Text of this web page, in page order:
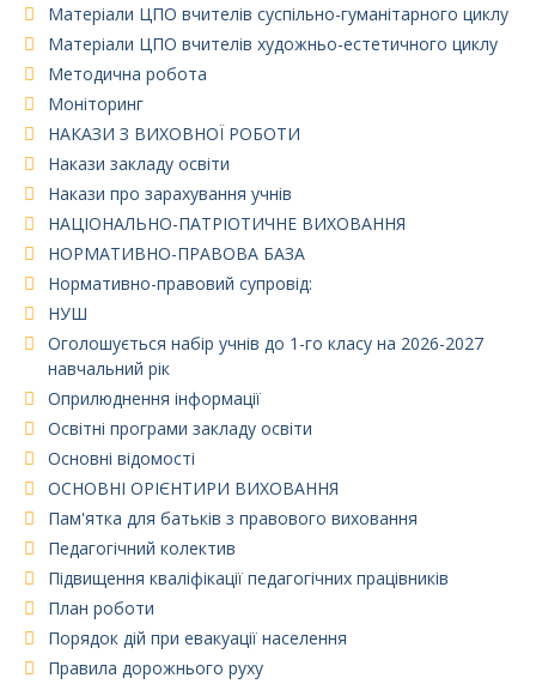
Матеріали ЦПО вчителів суспільно-гуманітарного циклу
Матеріали ЦПО вчителів художньо-естетичного циклу
Методична робота
Моніторинг
НАКАЗИ З ВИХОВНОЇ РОБОТИ
Накази закладу освіти
Накази про зарахування учнів
НАЦІОНАЛЬНО-ПАТРІОТИЧНЕ ВИХОВАННЯ
НОРМАТИВНО-ПРАВОВА БАЗА
Нормативно-правовий супровід:
НУШ
Оголошується набір учнів до 1-го класу на 2026-2027
навчальний рік
Оприлюднення інформації
Освітні програми закладу освіти
Основні відомості
ОСНОВНІ ОРІЄНТИРИ ВИХОВАННЯ
Пам'ятка для батьків з правового виховання
Педагогічний колектив
Підвищення кваліфікації педагогічних працівників
План роботи
Порядок дій при евакуації населення
Правила дорожнього руху